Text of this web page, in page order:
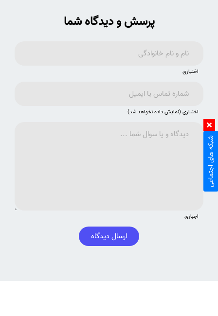
پرسش و دیدگاه شما
اختیاری
اختیاری (نمایش داده نخواهد شد)
اجباری
ارسال دیدگاه
شبکه های اجتماعی